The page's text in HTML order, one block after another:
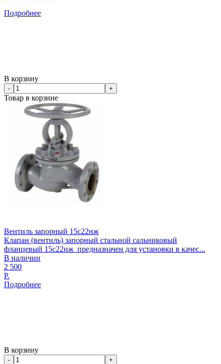
Подробнее
В корзину
- +
Товар в корзине
Вентиль запорный 15с22нж
Клапан (вентиль) запорный стальной сальниковый
фланцевый 15с22нж предназначен для установки в качес...
В наличии
2 500
Р.
Подробнее
В корзину
- +